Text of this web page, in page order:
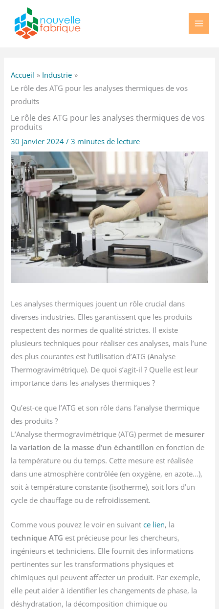
contenu
Accueil
Industrie
Le rôle des ATG pour les analyses thermiques de vos
produits
Le rôle des ATG pour les analyses thermiques de vos
produits
30 janvier 2024/3 minutes de lecture
Les analyses thermiques jouent un rôle crucial dans
diverses industries. Elles garantissent que les produits
respectent des normes de qualité strictes. Il existe
plusieurs techniques pour réaliser ces analyses, mais l’une
des plus courantes est l’utilisation d’ATG (Analyse
Thermogravimétrique). De quoi s’agit-il ? Quelle est leur
importance dans les analyses thermiques ?
Qu’est-ce que l’ATG et son rôle dans l’analyse thermique
des produits ?
L’Analyse thermogravimétrique (ATG) permet de mesurer
la variation de la masse d’un échantillon en fonction de
la température ou du temps. Cette mesure est réalisée
dans une atmosphère contrôlée (en oxygène, en azote…),
soit à température constante (isotherme), soit lors d’un
cycle de chauffage ou de refroidissement.
Comme vous pouvez le voir en suivantce lien, la
technique ATG est précieuse pour les chercheurs,
ingénieurs et techniciens. Elle fournit des informations
pertinentes sur les transformations physiques et
chimiques qui peuvent affecter un produit. Par exemple,
elle peut aider à identifier les changements de phase, la
déshydratation, la décomposition chimique ou